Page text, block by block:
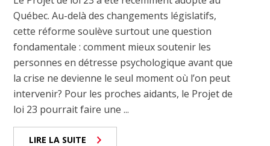
Québec. Au-delà des changements législatifs,
cette réforme soulève surtout une question
fondamentale : comment mieux soutenir les
personnes en détresse psychologique avant que
la crise ne devienne le seul moment où l’on peut
intervenir? Pour les proches aidants, le Projet de
loi 23 pourrait faire une ...
LIRE LA SUITE